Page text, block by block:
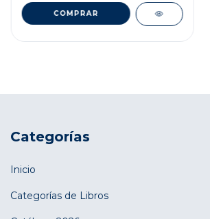
Categorías
Inicio
Categorías de Libros